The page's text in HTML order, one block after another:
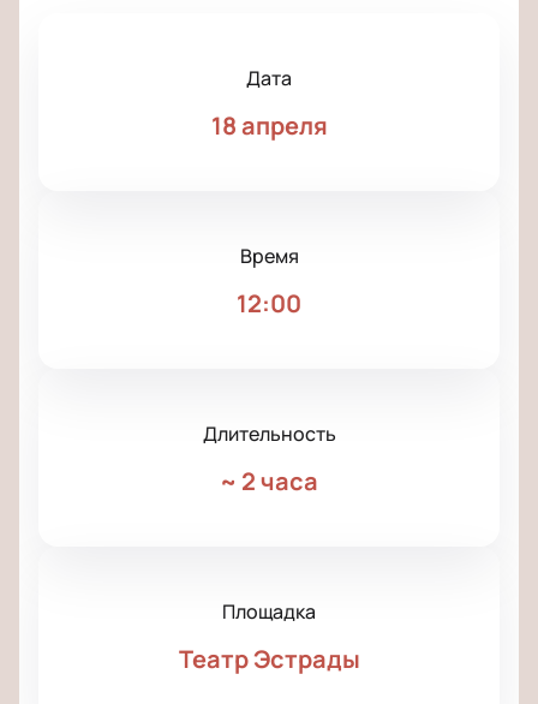
Дата
18 апреля
Время
12:00
Длительность
~ 2 часа
Площадка
Театр Эстрады